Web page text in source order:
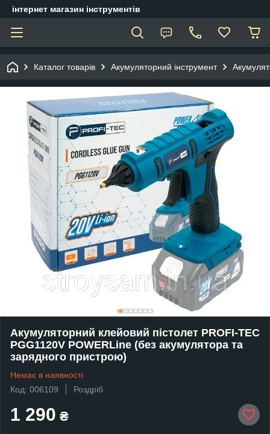
інтернет магазин інструментів
Каталог товарів Акумуляторний інструмент
Акумуляторний клейовий пістолет PROFI-TEC
PGG1120V POWERLine (без акумулятора та
зарядного пристрою)
Немає в наявності
Код: 006109
Роздріб
1 290 ₴